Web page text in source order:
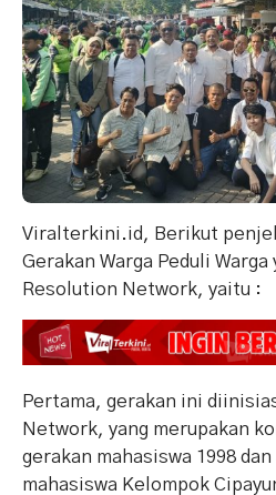
Viralterkini.id, Berikut
Gerakan Warga Peduli
Resolution Network, yaitu :
Pertama, gerakan ini
Network, yang merupakan
gerakan mahasiswa 1998
mahasiswa Kelompok